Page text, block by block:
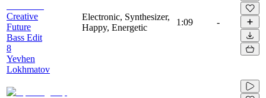
Creative
Future
Bass Edit
8
Yevhen
Lokhmatov
Electronic, Synthesizer,
Happy, Energetic
1:09 -